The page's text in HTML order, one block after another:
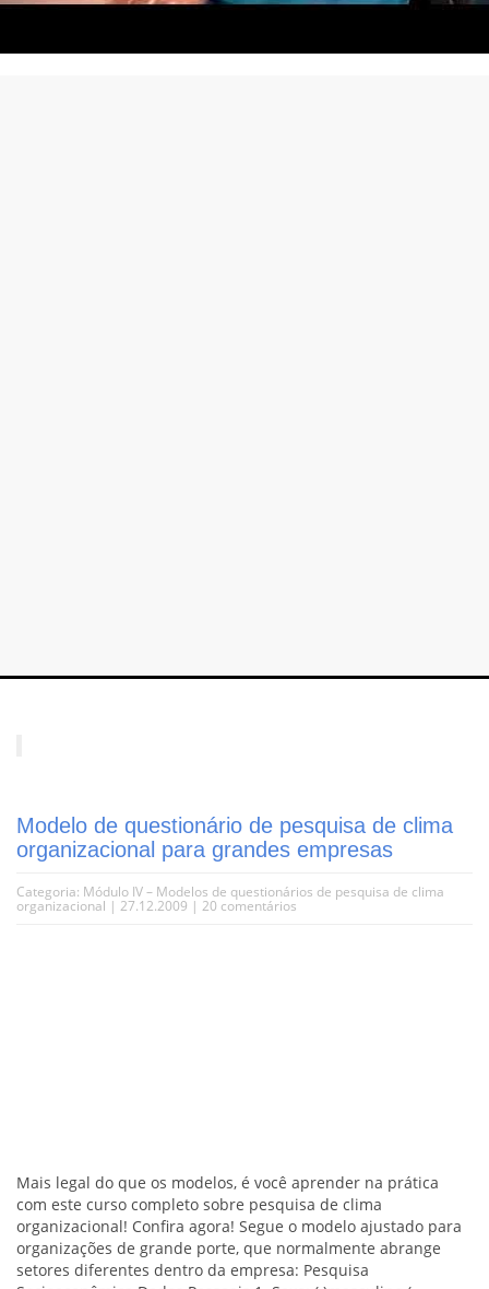
Modelo de questionário de pesquisa de clima
organizacional para grandes empresas
Categoria: Módulo IV – Modelos de questionários de pesquisa de clima
organizacional | 27.12.2009 | 20 comentários
Mais legal do que os modelos, é você aprender na prática
com este curso completo sobre pesquisa de clima
organizacional! Confira agora! Segue o modelo ajustado para
organizações de grande porte, que normalmente abrange
setores diferentes dentro da empresa: Pesquisa